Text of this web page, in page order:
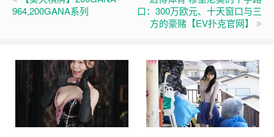
964,200GANA系列
口：300万欧元、十天窗口与三
方的豪赌【EV扑克官网】